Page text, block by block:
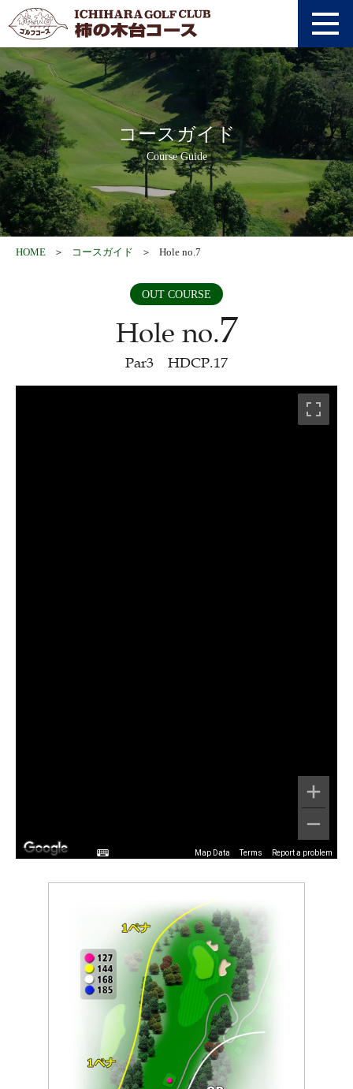
アクセス
採用情報
利用約款
オンライン予約
WEB登録
0436-92-1711
コースガイド
Course Guide
HOME コースガイド Hole no.7
OUT COURSE
Hole no.7
Par3 HDCP.17
Map Data Terms Report a problem